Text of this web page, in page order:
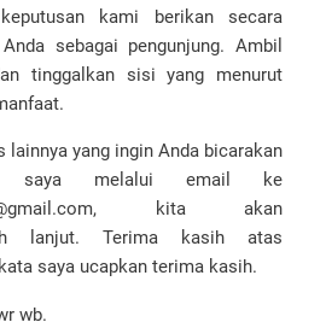
kami berikan secara
sebagai pengunjung. Ambil
tinggalkan sisi yang menurut
lainnya yang ingin Anda bicarakan
saya melalui email ke
kita akan
lanjut. Terima kasih atas
saya ucapkan terima kasih.
wb.